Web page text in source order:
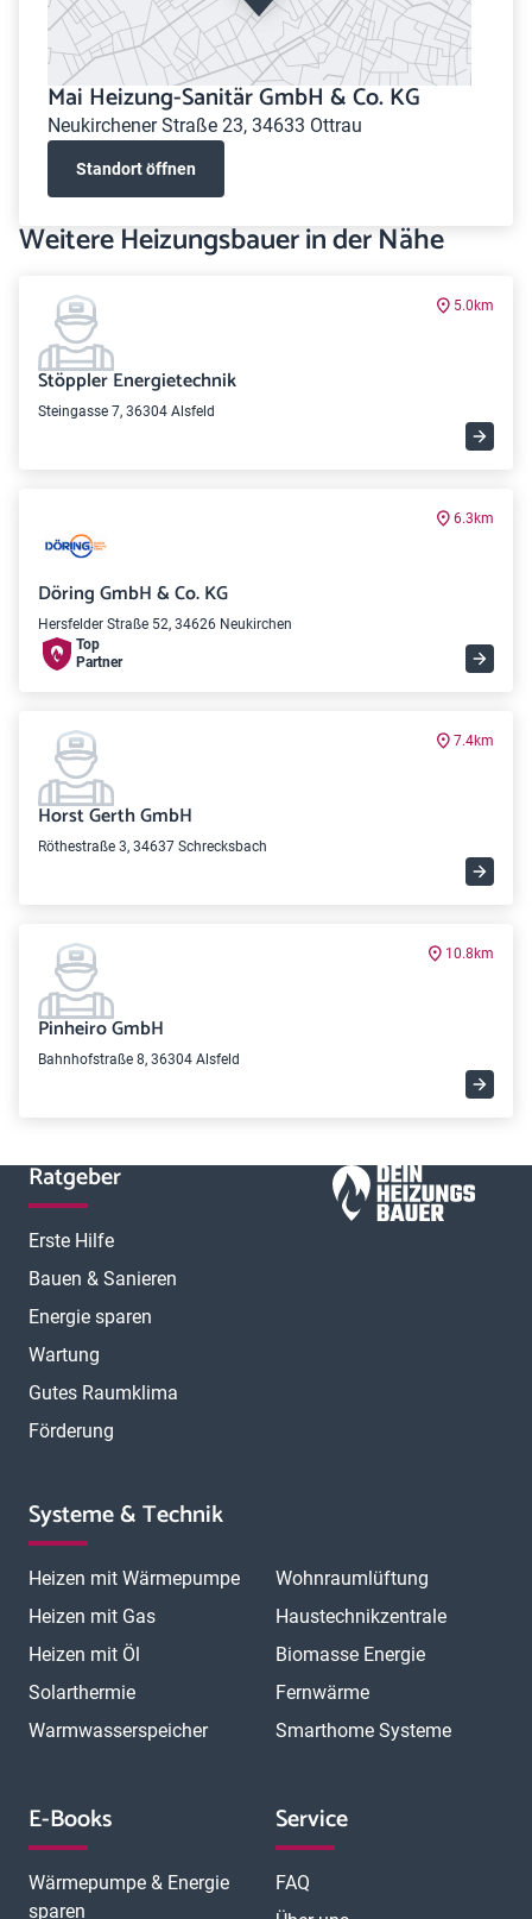
Mai Heizung-Sanitär GmbH & Co. KG
Neukirchener Straße 23, 34633 Ottrau
Standort öffnen
Weitere Heizungsbauer in der Nähe
5.0km
Stöppler Energietechnik
Steingasse 7, 36304 Alsfeld
6.3km
Döring GmbH & Co. KG
Hersfelder Straße 52, 34626 Neukirchen
Top
Partner
7.4km
Horst Gerth GmbH
Röthestraße 3, 34637 Schrecksbach
10.8km
Pinheiro GmbH
Bahnhofstraße 8, 36304 Alsfeld
Ratgeber
Erste Hilfe
Bauen & Sanieren
Energie sparen
Wartung
Gutes Raumklima
Förderung
Systeme & Technik
Heizen mit Wärmepumpe
Heizen mit Gas
Heizen mit Öl
Solarthermie
Warmwasserspeicher
Wohnraumlüftung
Haustechnikzentrale
Biomasse Energie
Fernwärme
Smarthome Systeme
E-Books
Wärmepumpe & Energie
sparen
Service
FAQ